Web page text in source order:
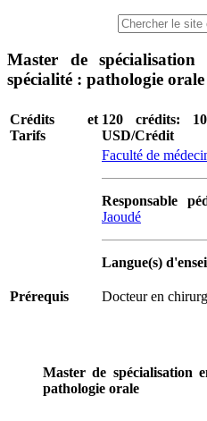
Master de
spécialité : pathologie orale
Crédits et
Tarifs
120 crédits:
USD/Crédit
Faculté de
Responsable
Jaoudé
Langue(s)
Prérequis Docteur en
Master de spécialisation
pathologie orale